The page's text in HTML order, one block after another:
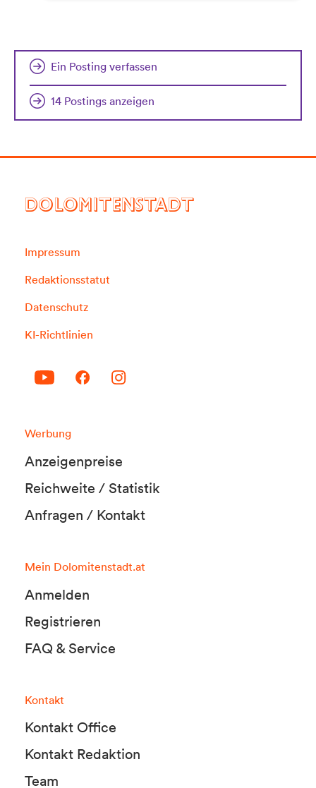
Ein Posting verfassen
14 Postings anzeigen
DOLOMITENSTADT
Impressum
Redaktionsstatut
Datenschutz
KI-Richtlinien
Werbung
Anzeigenpreise
Reichweite / Statistik
Anfragen / Kontakt
Mein Dolomitenstadt.at
Anmelden
Registrieren
FAQ & Service
Kontakt
Kontakt Office
Kontakt Redaktion
Team